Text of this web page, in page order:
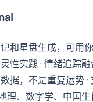
和星盘生成，可用
性实践 · 情绪追踪
据，不是重复运势
理、数字学、中国